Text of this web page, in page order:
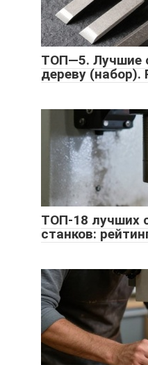
ТОП—5. Лучшие
дереву (набор).
ТОП-18 лучших
станков: